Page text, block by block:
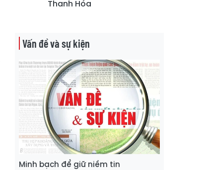
Thanh Hóa
Vấn đề và sự kiện
Minh bạch để giữ niềm tin